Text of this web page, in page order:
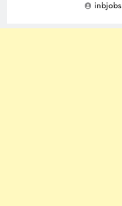
inbjobs